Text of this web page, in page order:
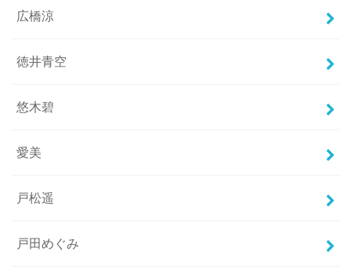
広橋涼
徳井青空
悠木碧
愛美
戸松遥
戸田めぐみ